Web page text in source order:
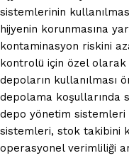
sistemlerinin
hijyenin korunmasına
kontaminasyon riskini
kontrolü için özel
depoların kullanılması
depolama koşullarında
depo yönetim
sistemleri, stok takibini
operasyonel verimliliği